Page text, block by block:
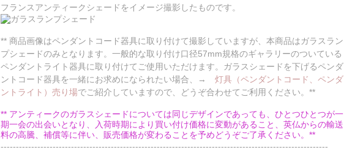
フランスアンティークシェードをイメージ撮影したものです。
** 商品画像はペンダントコード器具に取り付けて撮影していますが、本商品はガラスラン
プシェードのみとなります。一般的な取り付け口径57mm規格のギャラリーのついている
ペンダントライト器具に取り付けてご使用いただけます。ガラスシェードを下げるペンダ
ントコード器具を一緒にお求めになられたい場合、→ 灯具（ペンダントコード、ペンダ
ントライト）売り場でご紹介していますので、どうぞ合わせてご利用ください。**
** アンティークのガラスシェードについては同じデザインであっても、ひとつひとつが一
期一会の出会いとなり、入荷時期により買い付け価格に変動があること、英仏からの輸送
料の高騰、補償等に伴い、販売価格が変わることを予めどうぞご了承ください。**
-----------------------------------------------------------------------------------------------------------